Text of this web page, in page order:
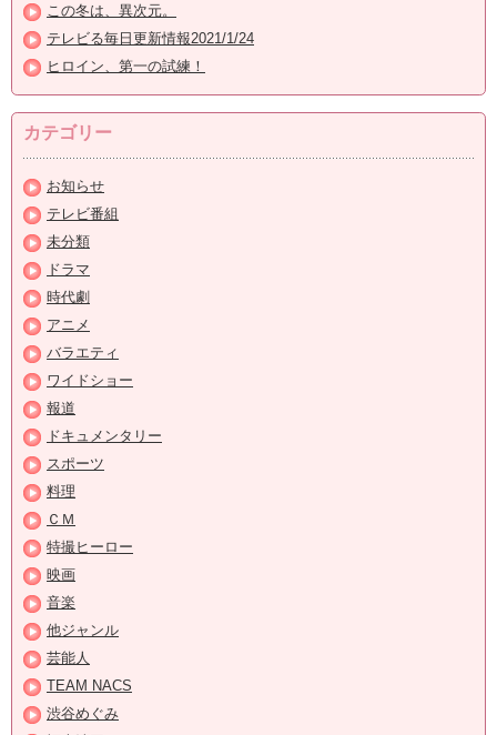
この冬は、異次元。
テレビる毎日更新情報2021/1/24
ヒロイン、第一の試練！
カテゴリー
お知らせ
テレビ番組
未分類
ドラマ
時代劇
アニメ
バラエティ
ワイドショー
報道
ドキュメンタリー
スポーツ
料理
ＣＭ
特撮ヒーロー
映画
音楽
他ジャンル
芸能人
TEAM NACS
渋谷めぐみ